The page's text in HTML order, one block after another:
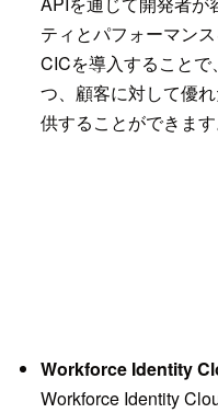
ティとパフォーマンス
CICを導入すること
つ、顧客に対して優
供することができます
Workforce Identity
Workforce Identity